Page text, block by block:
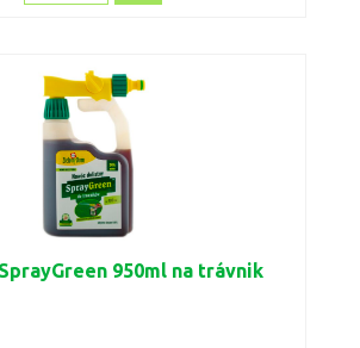
950ml na trávnik